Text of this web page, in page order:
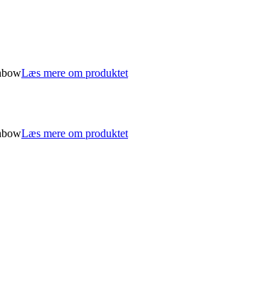
Læs mere om produktet
Læs mere om produktet